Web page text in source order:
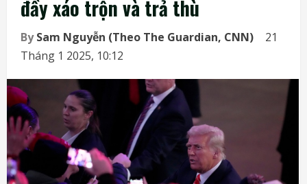
đầy xáo trộn và trả thù
BySam Nguyễn (Theo The Guardian, CNN)
21
Tháng 1 2025, 10:12